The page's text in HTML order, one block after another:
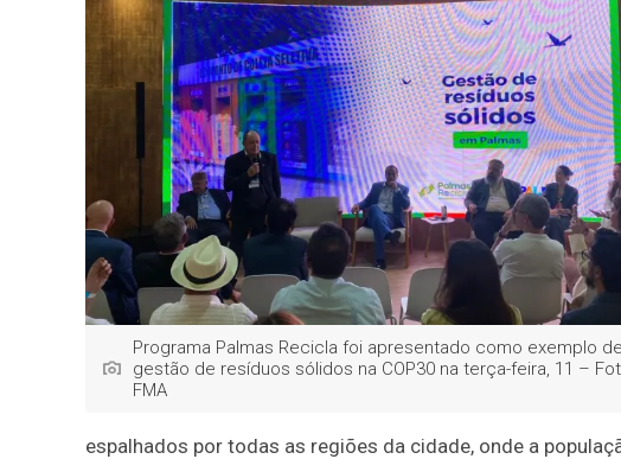
Programa Palmas Recicla foi apresentado como exemplo de
gestão de resíduos sólidos na COP30 na terça-feira, 11 –
FMA
espalhados por todas as regiões da cidade, onde a